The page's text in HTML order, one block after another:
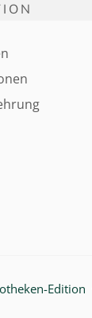
Edition